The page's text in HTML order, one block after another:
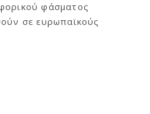
φάσματος
σε ευρωπαϊκούς